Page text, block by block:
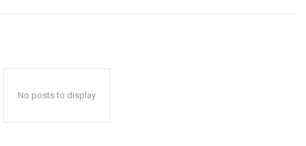
No posts to display